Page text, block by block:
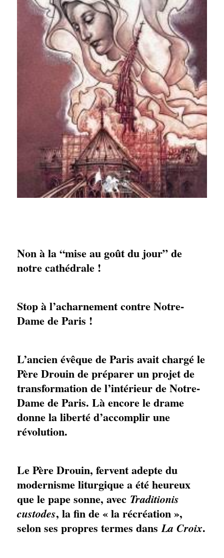
Non à la “mise au goût du jour” de
notre cathédrale !
Stop à l’acharnement contre Notre-
Dame de Paris !
L’ancien évêque de Paris avait chargé le
Père Drouin de préparer un projet de
transformation de l’intérieur de Notre-
Dame de Paris. Là encore le drame
donne la liberté d’accomplir une
révolution.
Le Père Drouin, fervent adepte du
modernisme liturgique a été heureux
que le pape sonne, avec Traditionis
custodes, la fin de « la récréation »,
selon ses propres termes dansLa Croix.